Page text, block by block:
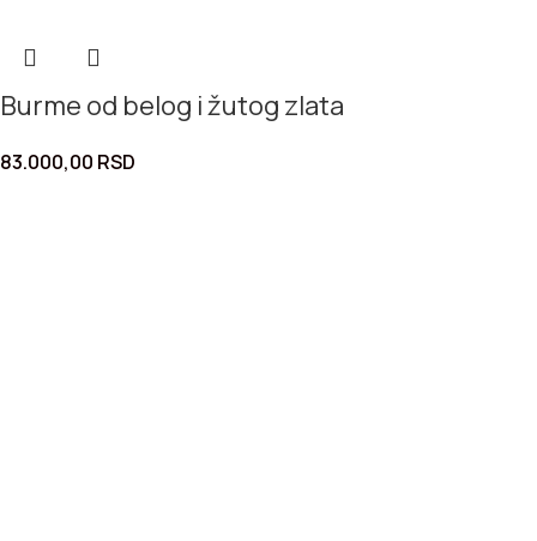
Burme od belog i žutog zlata
83.000,00 RSD